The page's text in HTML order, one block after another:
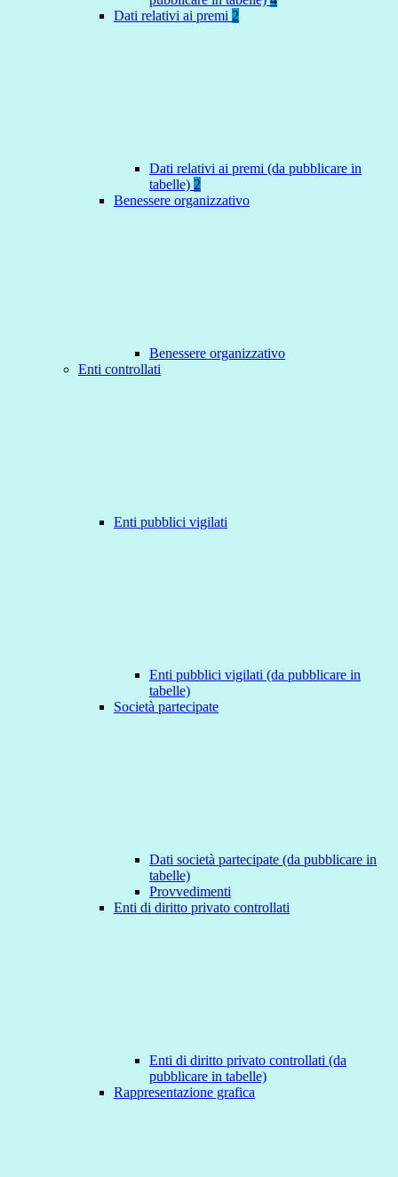
Dati relativi ai premi 2
Dati relativi ai premi (da pubblicare in
tabelle) 2
Benessere organizzativo
Benessere organizzativo
Enti controllati
Enti pubblici vigilati
Enti pubblici vigilati (da pubblicare in
tabelle)
Società partecipate
Dati società partecipate (da pubblicare in
tabelle)
Provvedimenti
Enti di diritto privato controllati
Enti di diritto privato controllati (da
pubblicare in tabelle)
Rappresentazione grafica